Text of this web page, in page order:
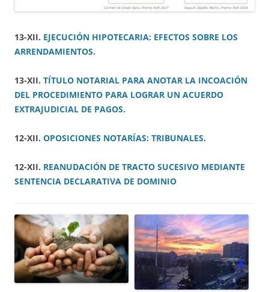
13-XII. EJECUCIÓN HIPOTECARIA: EFECTOS SOBRE LOS
ARRENDAMIENTOS.
13-XII. TÍTULO NOTARIAL PARA ANOTAR LA INCOACIÓN
DEL PROCEDIMIENTO PARA LOGRAR UN ACUERDO
EXTRAJUDICIAL DE PAGOS.
12-XII. OPOSICIONES NOTARÍAS: TRIBUNALES.
12-XII. REANUDACIÓN DE TRACTO SUCESIVO MEDIANTE
SENTENCIA DECLARATIVA DE DOMINIO